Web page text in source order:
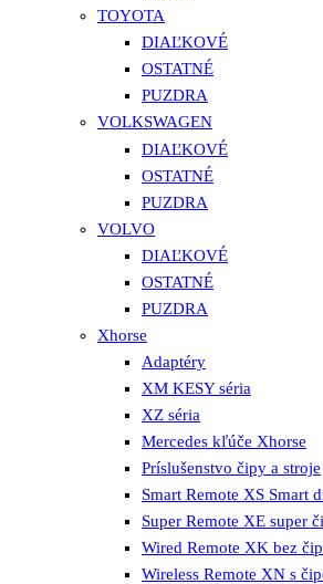
TOYOTA
DIAĽKOVÉ
OSTATNÉ
PUZDRA
VOLKSWAGEN
DIAĽKOVÉ
OSTATNÉ
PUZDRA
VOLVO
DIAĽKOVÉ
OSTATNÉ
PUZDRA
Xhorse
Adaptéry
XM KESY séria
XZ séria
Mercedes kľúče Xhorse
Príslušenstvo čipy a stroje
Smart Remote XS Smart
Super Remote XE super
Wired Remote XK bez
Wireless Remote XN s